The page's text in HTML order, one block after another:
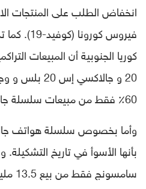
انخفاض الطلب على المنتجات
فيروس
كوريا الجنوبية أن المبيعات
60٪ فقط من مبيعات سلسلة جالاكسي إس 10.
بأنها الأسوأ في تاريخ